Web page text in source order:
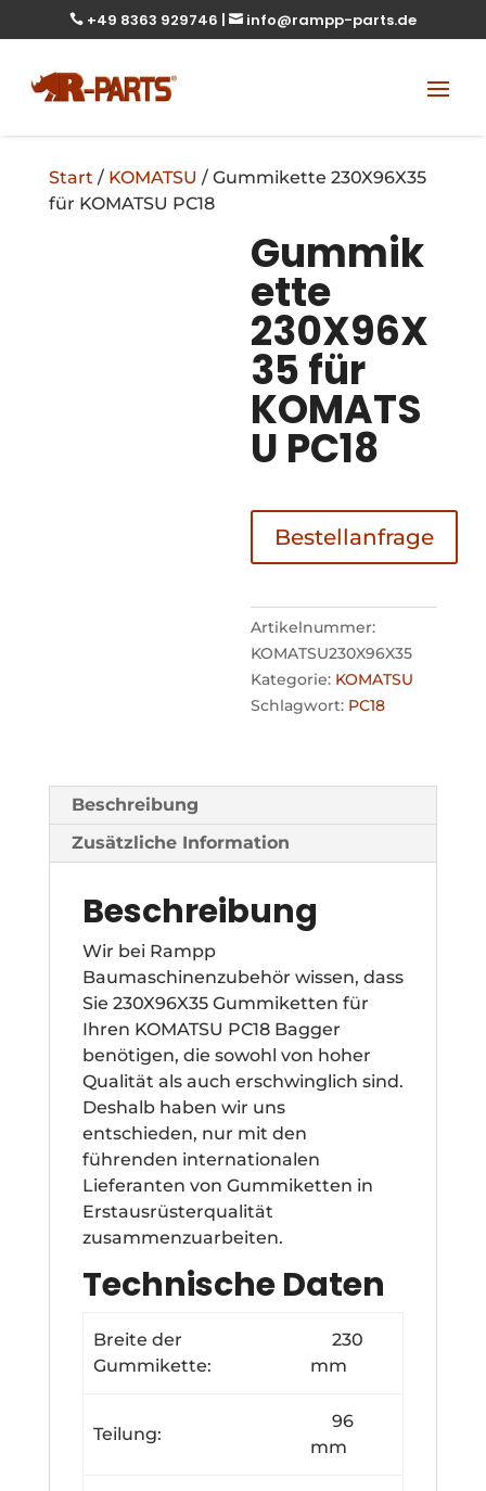
 +49 8363 929746 |  info@rampp-parts.de
Start / KOMATSU / Gummikette 230X96X35
für KOMATSU PC18
Gummik
ette
230X96X
35 für
KOMATS
U PC18
Bestellanfrage
Artikelnummer:
KOMATSU230X96X35
Kategorie: KOMATSU
Schlagwort: PC18
Beschreibung
Zusätzliche Information
Beschreibung
Wir bei Rampp
Baumaschinenzubehör wissen, dass
Sie 230X96X35 Gummiketten für
Ihren KOMATSU PC18 Bagger
benötigen, die sowohl von hoher
Qualität als auch erschwinglich sind.
Deshalb haben wir uns
entschieden, nur mit den
führenden internationalen
Lieferanten von Gummiketten in
Erstausrüsterqualität
zusammenzuarbeiten.
Technische Daten
Breite der
Gummikette:
230
mm
Teilung:
96
mm